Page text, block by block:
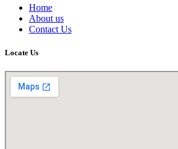
Home
About us
Contact Us
Locate Us